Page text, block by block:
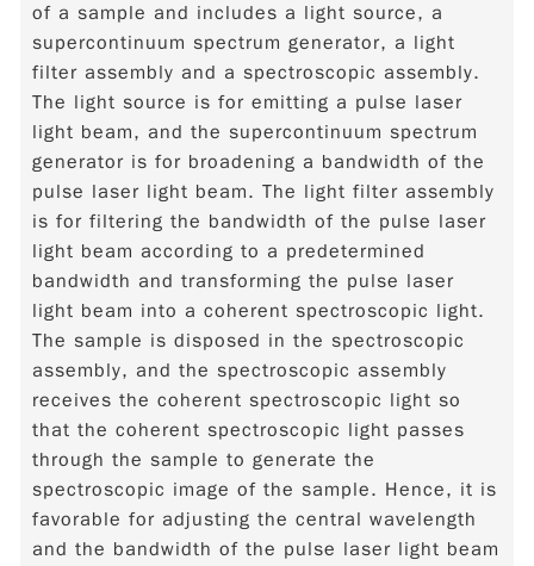
of a sample and includes a light source, a
supercontinuum spectrum generator, a light
filter assembly and a spectroscopic assembly.
The light source is for emitting a pulse laser
light beam, and the supercontinuum spectrum
generator is for broadening a bandwidth of the
pulse laser light beam. The light filter assembly
is for filtering the bandwidth of the pulse laser
light beam according to a predetermined
bandwidth and transforming the pulse laser
light beam into a coherent spectroscopic light.
The sample is disposed in the spectroscopic
assembly, and the spectroscopic assembly
receives the coherent spectroscopic light so
that the coherent spectroscopic light passes
through the sample to generate the
spectroscopic image of the sample. Hence, it is
favorable for adjusting the central wavelength
and the bandwidth of the pulse laser light beam